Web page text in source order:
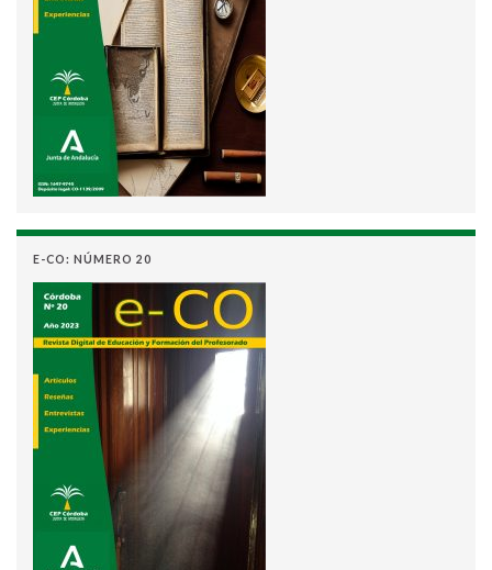
E-CO: NÚMERO 20